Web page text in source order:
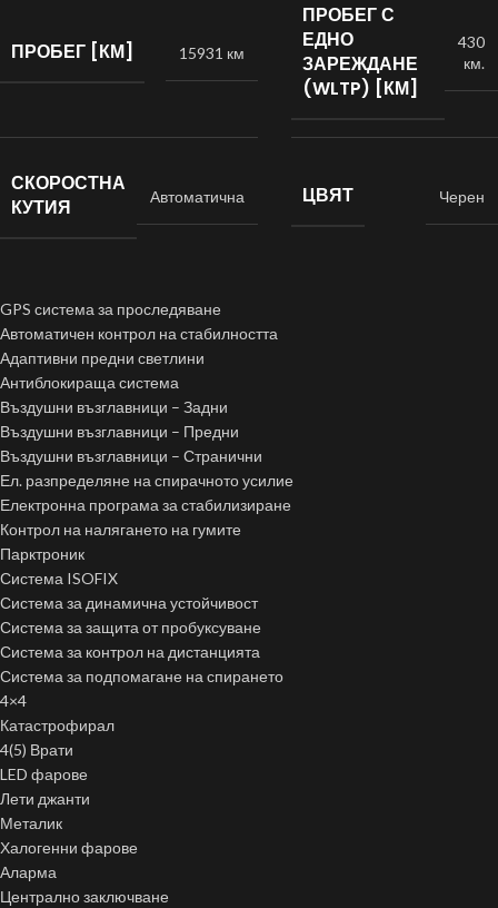
ПРОБЕГ [КМ] 15931 км
ПРОБЕГ С
ЕДНО
ЗАРЕЖДАНЕ
(WLTP) [КМ]
430
км.
СКОРОСТНА
КУТИЯ
Автоматична ЦВЯТ Черен
GPS система за проследяване
Автоматичен контрол на стабилността
Адаптивни предни светлини
Антиблокираща система
Въздушни възглавници – Задни
Въздушни възглавници – Предни
Въздушни възглавници – Странични
Ел. разпределяне на спирачното усилие
Електронна програма за стабилизиране
Контрол на налягането на гумите
Парктроник
Система ISOFIX
Система за динамична устойчивост
Система за защита от пробуксуване
Система за контрол на дистанцията
Система за подпомагане на спирането
4×4
Катастрофирал
4(5) Врати
LED фарове
Лети джанти
Металик
Халогенни фарове
Аларма
Централно заключване